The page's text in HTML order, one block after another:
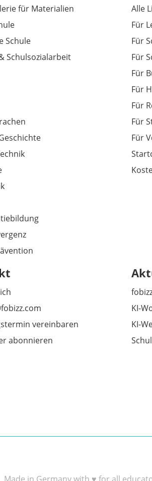
für Materialien
Schule
Schulsozialarbeit
Alle
Für
Für
Für
Für
Für
Für
Für
Für
vereinbaren
abonnieren
KI-
KI-